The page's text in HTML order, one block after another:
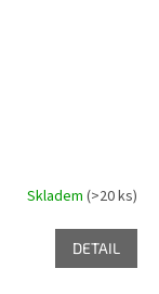
Skladem (>20 ks)
DETAIL